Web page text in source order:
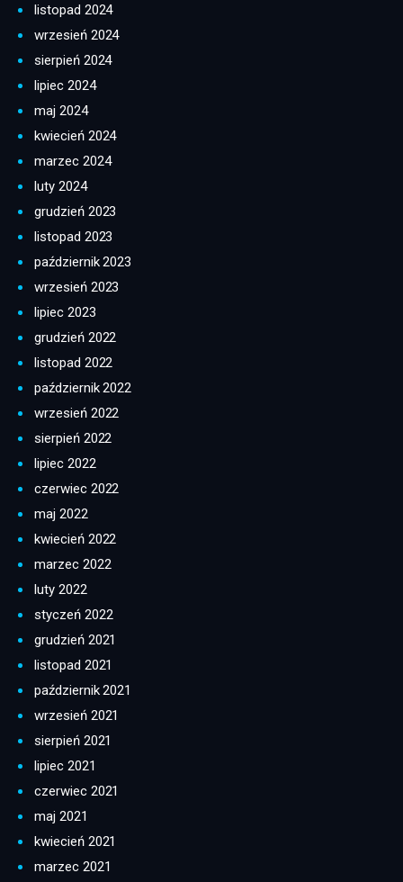
listopad 2024
wrzesień 2024
sierpień 2024
lipiec 2024
maj 2024
kwiecień 2024
marzec 2024
luty 2024
grudzień 2023
listopad 2023
październik 2023
wrzesień 2023
lipiec 2023
grudzień 2022
listopad 2022
październik 2022
wrzesień 2022
sierpień 2022
lipiec 2022
czerwiec 2022
maj 2022
kwiecień 2022
marzec 2022
luty 2022
styczeń 2022
grudzień 2021
listopad 2021
październik 2021
wrzesień 2021
sierpień 2021
lipiec 2021
czerwiec 2021
maj 2021
kwiecień 2021
marzec 2021